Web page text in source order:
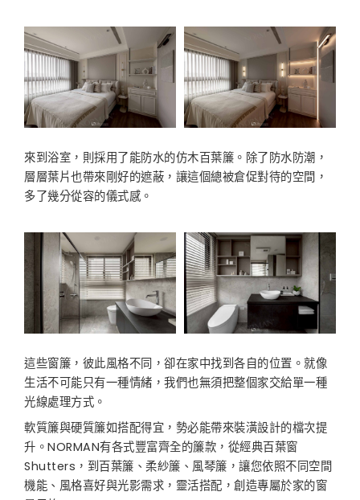
來到浴室，則採用了能防水的仿木百葉簾。除了防水防潮，
層層葉片也帶來剛好的遮蔽，讓這個總被倉促對待的空間，
多了幾分從容的儀式感。
這些窗簾，彼此風格不同，卻在家中找到各自的位置。就像
生活不可能只有一種情緒，我們也無須把整個家交給單一種
光線處理方式。
軟質簾與硬質簾如搭配得宜，勢必能帶來裝潢設計的檔次提
升。 NORMAN有各式豐富齊全的簾款，從經典百葉窗
Shutters ，到百葉簾、柔紗簾、風琴簾，讓您依照不同空間
機能、風格喜好與光影需求，靈活搭配，創造專屬於家的窗